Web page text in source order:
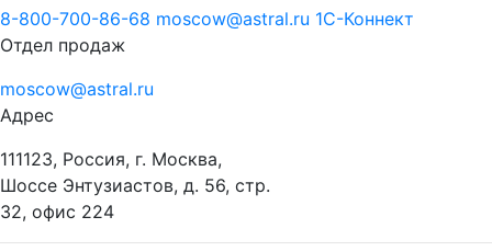
8-800-700-86-68 moscow@astral.ru 1С-Коннект
Отдел продаж
moscow@astral.ru
Адрес
111123, Россия, г. Москва,
Шоссе Энтузиастов, д. 56, стр.
32, офис 224